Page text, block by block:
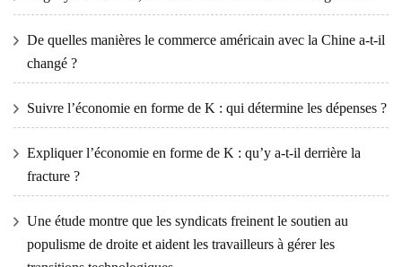
De quelles manières le commerce américain avec la Chine a-t-il
changé ?
Suivre l’économie en forme de K : qui détermine les dépenses ?
Expliquer l’économie en forme de K : qu’y a-t-il derrière la
fracture ?
Une étude montre que les syndicats freinent le soutien au
populisme de droite et aident les travailleurs à gérer les